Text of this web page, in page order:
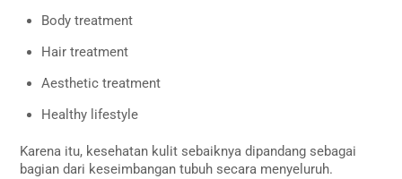
Body treatment
Hair treatment
Aesthetic treatment
Healthy lifestyle
Karena itu, kesehatan kulit sebaiknya dipandang sebagai
bagian dari keseimbangan tubuh secara menyeluruh.